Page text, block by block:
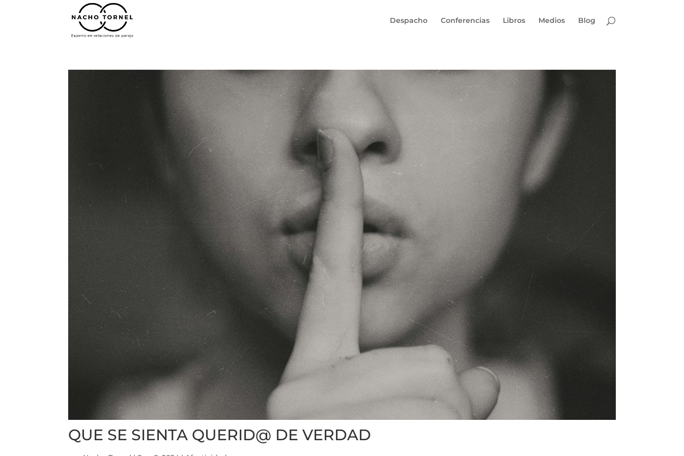
Despacho Conferencias Libros Medios Blog
QUE SE SIENTA QUERID@ DE VERDAD